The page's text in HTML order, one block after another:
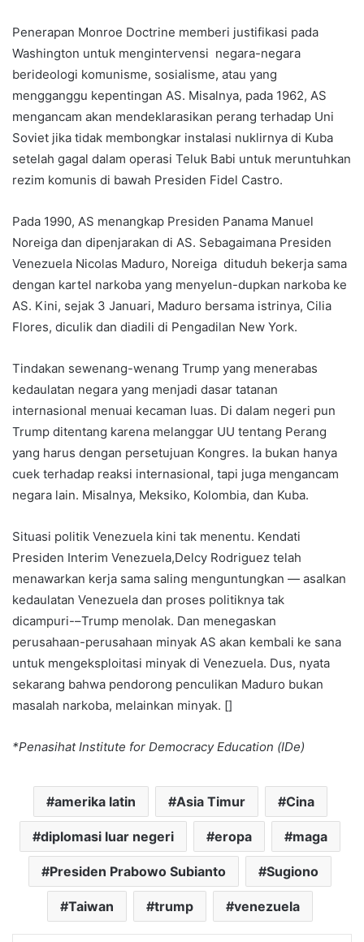
Penerapan Monroe Doctrine memberi justifikasi pada
Washington untuk mengintervensi negara-negara
berideologi komunisme, sosialisme, atau yang
mengganggu kepentingan AS. Misalnya, pada 1962, AS
mengancam akan mendeklarasikan perang terhadap Uni
Soviet jika tidak membongkar instalasi nuklirnya di Kuba
setelah gagal dalam operasi Teluk Babi untuk meruntuhkan
rezim komunis di bawah Presiden Fidel Castro.
Pada 1990, AS menangkap Presiden Panama Manuel
Noreiga dan dipenjarakan di AS. Sebagaimana Presiden
Venezuela Nicolas Maduro, Noreiga dituduh bekerja sama
dengan kartel narkoba yang menyelun-dupkan narkoba ke
AS. Kini, sejak 3 Januari, Maduro bersama istrinya, Cilia
Flores, diculik dan diadili di Pengadilan New York.
Tindakan sewenang-wenang Trump yang menerabas
kedaulatan negara yang menjadi dasar tatanan
internasional menuai kecaman luas. Di dalam negeri pun
Trump ditentang karena melanggar UU tentang Perang
yang harus dengan persetujuan Kongres. Ia bukan hanya
cuek terhadap reaksi internasional, tapi juga mengancam
negara lain. Misalnya, Meksiko, Kolombia, dan Kuba.
Situasi politik Venezuela kini tak menentu. Kendati
Presiden Interim Venezuela,Delcy Rodriguez telah
menawarkan kerja sama saling menguntungkan — asalkan
kedaulatan Venezuela dan proses politiknya tak
dicampuri-–Trump menolak. Dan menegaskan
perusahaan-perusahaan minyak AS akan kembali ke sana
untuk mengeksploitasi minyak di Venezuela. Dus, nyata
sekarang bahwa pendorong penculikan Maduro bukan
masalah narkoba, melainkan minyak. []
*Penasihat Institute for Democracy Education (IDe)
amerika latin Asia Timur Cina
diplomasi luar negeri eropa maga
Presiden Prabowo Subianto Sugiono
Taiwan trump venezuela